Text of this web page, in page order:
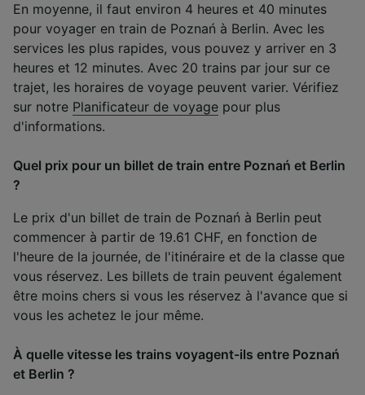
En moyenne, il faut environ 4 heures et 40 minutes
pour voyager en train de Poznań à Berlin. Avec les
services les plus rapides, vous pouvez y arriver en 3
heures et 12 minutes. Avec 20 trains par jour sur ce
trajet, les horaires de voyage peuvent varier. Vérifiez
sur notre Planificateur de voyage pour plus
d'informations.
Quel prix pour un billet de train entre Poznań et Berlin
?
Le prix d'un billet de train de Poznań à Berlin peut
commencer à partir de 19.61 CHF, en fonction de
l'heure de la journée, de l'itinéraire et de la classe que
vous réservez. Les billets de train peuvent également
être moins chers si vous les réservez à l'avance que si
vous les achetez le jour même.
À quelle vitesse les trains voyagent-ils entre Poznań
et Berlin ?